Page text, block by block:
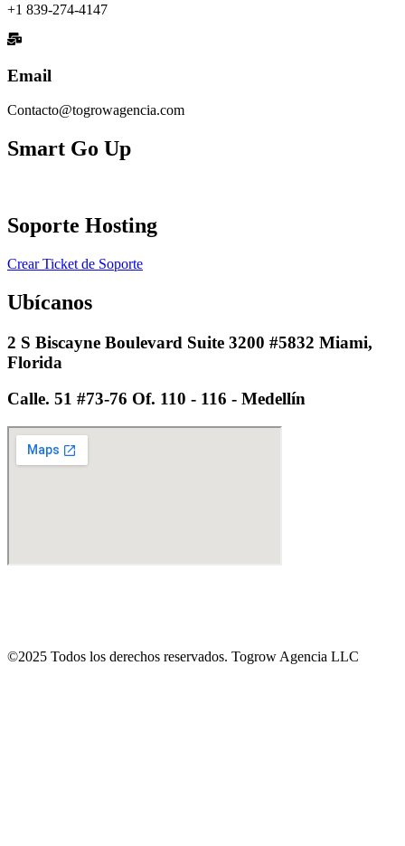
+1 839-274-4147
Email
Contacto@togrowagencia.com
Smart Go Up
Soporte Hosting​
Crear Ticket de Soporte
Ubícanos
2 S Biscayne Boulevard Suite 3200 #5832 Miami,
Florida
Calle. 51 #73-76 Of. 110 - 116 - Medellín
©2025 Todos los derechos reservados. Togrow Agencia LLC​